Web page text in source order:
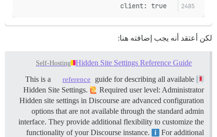
لكن أعتقد أنه يجب إضافته هنا:
Hidden Site Settings Reference Guide
Self-Hosting
reference
guide for describing all available
Hidden Site Settings.
Required user level: Administrator
Hidden site settings in Discourse are advanced configuration
options that are not available through the standard admin
interface. They provide additional flexibility to customize the
functionality of your Discourse instance.
For additional